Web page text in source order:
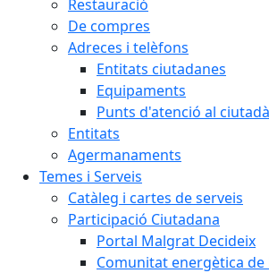
Restauració
De compres
Adreces i telèfons
Entitats ciutadanes
Equipaments
Punts d'atenció al ciutadà
Entitats
Agermanaments
Temes i Serveis
Catàleg i cartes de serveis
Participació Ciutadana
Portal Malgrat Decideix
Comunitat energètica